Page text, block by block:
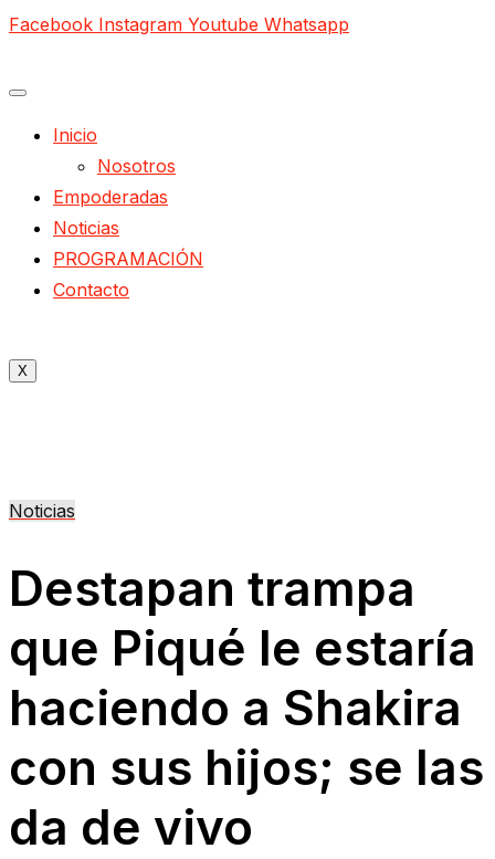
Facebook Instagram Youtube Whatsapp
Inicio
Nosotros
Empoderadas
Noticias
PROGRAMACIÓN
Contacto
X
Noticias
Destapan trampa
que Piqué le estaría
haciendo a Shakira
con sus hijos; se las
da de vivo